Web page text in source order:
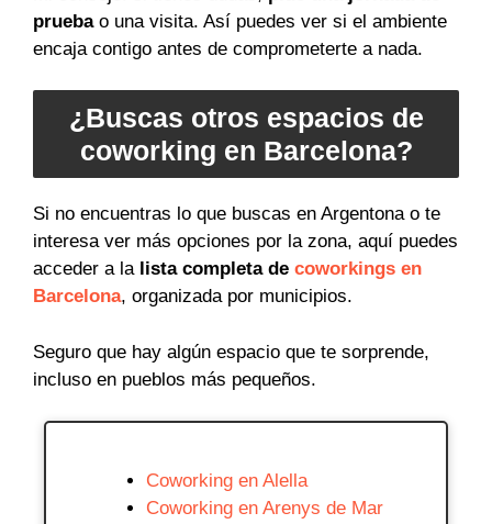
pruebao una visita. Así puedes ver si el ambiente
encaja contigo antes de comprometerte a nada.
¿Buscas otros espacios de
coworking en Barcelona?
Si no encuentras lo que buscas en Argentona o te
interesa ver más opciones por la zona, aquí puedes
acceder a lalista completa de coworkings en
Barcelona, organizada por municipios.
Seguro que hay algún espacio que te sorprende,
incluso en pueblos más pequeños.
Coworking en Alella
Coworking en Arenys de Mar